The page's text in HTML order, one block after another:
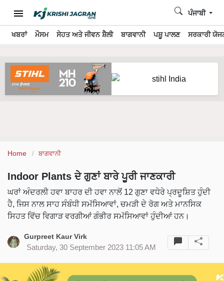
ਖਬਰਾਂ ਮੌਸਮ ਸੇਹਤ ਅਤੇ ਜੀਵਨ ਸ਼ੈਲੀ ਬਾਗਵਾਨੀ ਪਸ਼ੂ ਪਾਲਣ ਸਰਕਾਰੀ
ਪੰਜਾਬੀ
Home ਬਾਗਵਾਨੀ
Indoor Plants ਦੇ ਗੁਣਾਂ ਬਾਰੇ ਪੂਰੀ ਜਾਣਕਾਰੀ
ਘਰਾਂ ਅੰਦਰਲੀ ਹਵਾ ਬਾਹਰ ਦੀ ਹਵਾ ਨਾਲੋਂ 12 ਗੁਣਾ ਵਧੇਰੇ ਪ੍ਰਦੂਸ਼ਿਤ ਹੁੰਦੀ
ਹੈ, ਜਿਸ ਨਾਲ ਸਾਹ ਸੰਬੰਧੀ ਸਮੱਸਿਆਵਾਂ, ਚਮੜੀ ਦੇ ਰੋਗ ਅਤੇ ਮਾਨਸਿਕ
ਸਿਹਤ ਵਿੱਚ ਵਿਗਾੜ ਵਰਗੀਆਂ ਗੰਭੀਰ ਸਮੱਸਿਆਵਾਂ ਹੁੰਦੀਆਂ ਹਨ।
Gurpreet Kaur Virk
Saturday, 30 September 2023 11:05 AM